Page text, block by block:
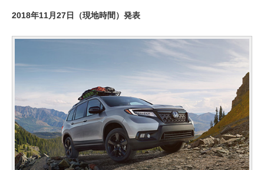
2018年11月27日（現地時間）発表